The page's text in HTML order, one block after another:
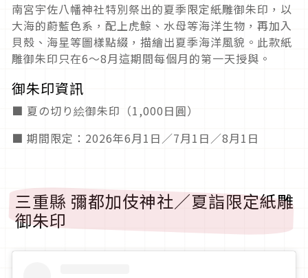
南宮宇佐八幡神社特別祭出的夏季限定紙雕御朱印，以
大海的蔚藍色系，配上虎鯨、水母等海洋生物，再加入
貝殼、海星等圖樣點綴，描繪出夏季海洋風貌。此款紙
雕御朱印只在6～8月這期間每個月的第一天授與。
御朱印資訊
■ 夏の切り絵御朱印（1,000日圓）
■ 期間限定：2026年6月1日／7月1日／8月1日
三重縣 彌都加伎神社／夏詣限定紙雕
御朱印